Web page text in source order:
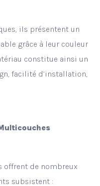
ils présentent un
grâce à leur couleur
constitue ainsi un
facilité d’installation,
offrent de nombreux
subsistent :